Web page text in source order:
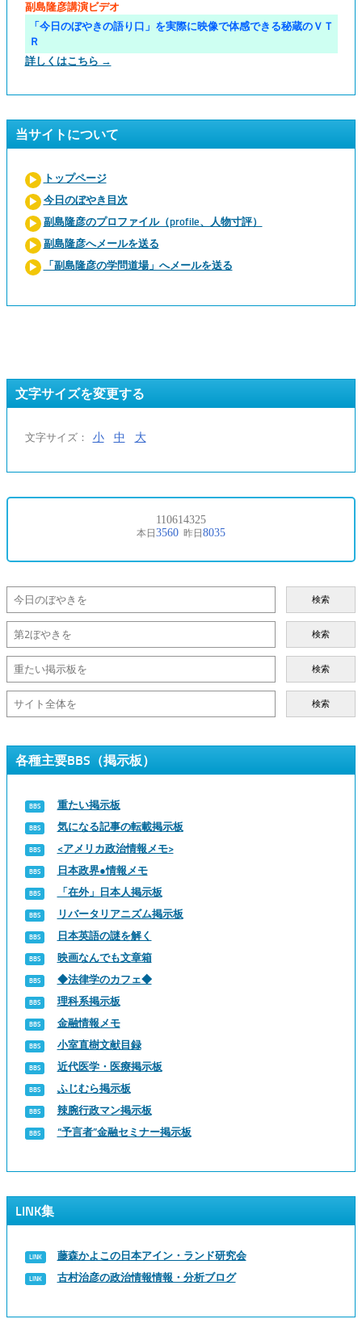
副島隆彦講演ビデオ
「今日のぼやきの語り口」を実際に映像で体感できる秘蔵のＶＴ
Ｒ
詳しくはこちら →
当サイトについて
トップページ
今日のぼやき目次
副島隆彦のプロファイル（profile、人物寸評）
副島隆彦へメールを送る
「副島隆彦の学問道場」へメールを送る
文字サイズを変更する
文字サイズ： 小 中 大
検索
検索
検索
検索
各種主要BBS（掲示板）
重たい掲示板
気になる記事の転載掲示板
<アメリカ政治情報メモ>
日本政界●情報メモ
「在外」日本人掲示板
リバータリアニズム掲示板
日本英語の謎を解く
映画なんでも文章箱
◆法律学のカフェ◆
理科系掲示板
金融情報メモ
小室直樹文献目録
近代医学・医療掲示板
ふじむら掲示板
辣腕行政マン掲示板
“予言者”金融セミナー掲示板
LINK集
藤森かよこの日本アイン・ランド研究会
古村治彦の政治情報情報・分析ブログ